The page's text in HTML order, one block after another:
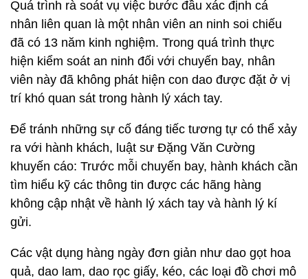
Quá trình rà soát vụ việc bước đầu xác định cá
nhân liên quan là một nhân viên an ninh soi chiếu
đã có 13 năm kinh nghiệm. Trong quá trình thực
hiện kiểm soát an ninh đối với chuyến bay, nhân
viên này đã không phát hiện con dao được đặt ở vị
trí khó quan sát trong hành lý xách tay.
Để tránh những sự cố đáng tiếc tương tự có thể xảy
ra với hành khách, luật sư Đặng Văn Cường
khuyến cáo: Trước mỗi chuyến bay, hành khách cần
tìm hiểu kỹ các thông tin được các hãng hàng
không cập nhật về hành lý xách tay và hành lý kí
gửi.
Các vật dụng hàng ngày đơn giản như dao gọt hoa
quả, dao lam, dao rọc giấy, kéo, các loại đồ chơi mô